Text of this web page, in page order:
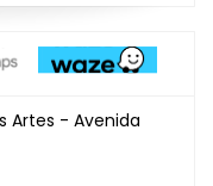
Artes - Avenida